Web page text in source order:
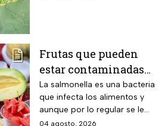
Frutas que pueden
estar contaminadas
de salmonella y cómo
protegerte del
contagio
La salmonella es una bacteria
que infecta los alimentos y
aunque por lo regular se le
relaciona con el huevo,
04 agosto, 2026